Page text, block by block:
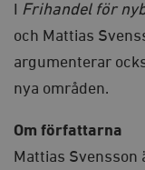
Frihandel för
och Mattias
argumenterar
nya områden.
Om författarna
Mattias